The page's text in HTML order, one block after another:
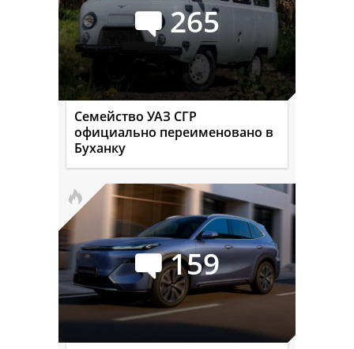
265
Семейство УАЗ СГР
официально переименовано в
Буханку
159